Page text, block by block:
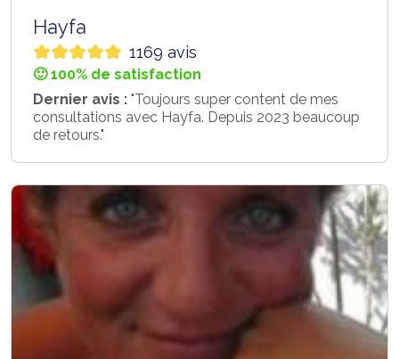
Hayfa
1169 avis
🙂 100% de satisfaction
Dernier avis : "Toujours super content de mes
consultations avec Hayfa. Depuis 2023 beaucoup
de retours."